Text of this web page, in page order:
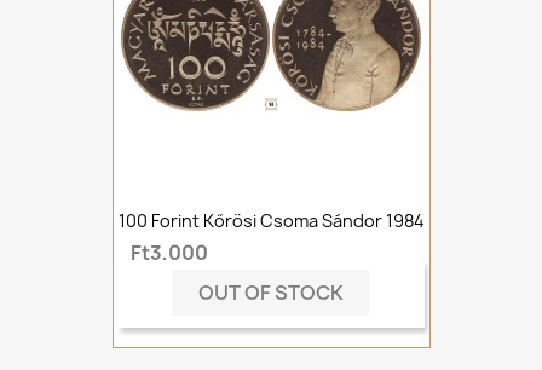
100 Forint Kőrösi Csoma Sándor 1984
Ft3,000
OUT OF STOCK